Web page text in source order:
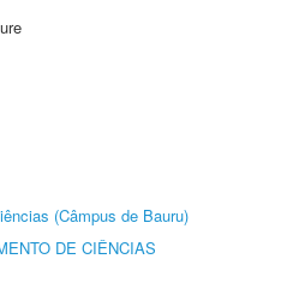
(Câmpus de Bauru)
DE CIÊNCIAS